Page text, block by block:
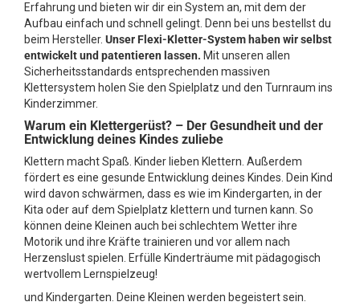
Erfahrung und bieten wir dir ein System an, mit dem der
Aufbau einfach und schnell gelingt. Denn bei uns bestellst du
beim Hersteller. Unser Flexi-Kletter-System haben wir selbst
entwickelt und patentieren lassen. Mit unseren allen
Sicherheitsstandards entsprechenden massiven
Klettersystem holen Sie den Spielplatz und den Turnraum ins
Kinderzimmer.
Warum ein Klettergerüst? – Der Gesundheit und der
Entwicklung deines Kindes zuliebe
Klettern macht Spaß. Kinder lieben Klettern. Außerdem
fördert es eine gesunde Entwicklung deines Kindes. Dein Kind
wird davon schwärmen, dass es wie im Kindergarten, in der
Kita oder auf dem Spielplatz klettern und turnen kann. So
können deine Kleinen auch bei schlechtem Wetter ihre
Motorik und ihre Kräfte trainieren und vor allem nach
Herzenslust spielen. Erfülle Kinderträume mit pädagogisch
wertvollem Lernspielzeug!
und Kindergarten. Deine Kleinen werden begeistert sein.